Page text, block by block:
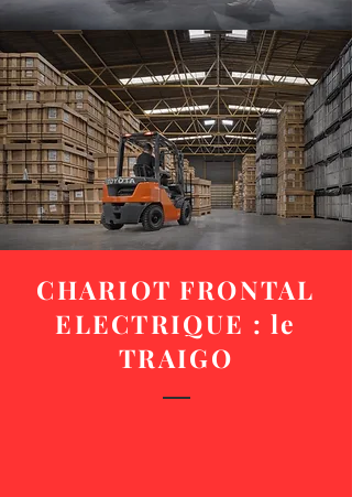
CHARIOT FRONTAL
ELECTRIQUE : le
TRAIGO